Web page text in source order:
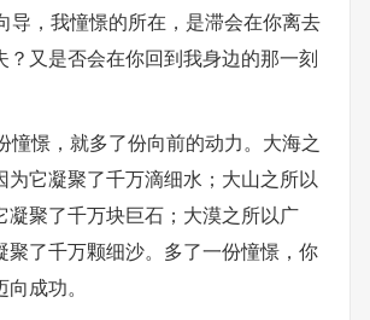
导，我憧憬的所在，是滞会在你离去
？又是否会在你回到我身边的那一刻
憧憬，就多了份向前的动力。大海之
为它凝聚了千万滴细水；大山之所以
凝聚了千万块巨石；大漠之所以广
聚了千万颗细沙。多了一份憧憬，你
成功。